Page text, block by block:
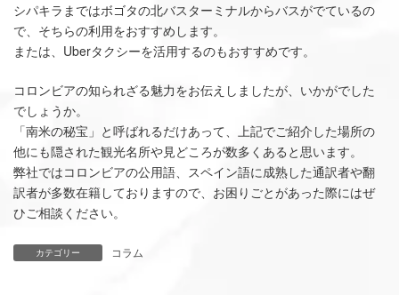
シパキラまではボゴタの北バスターミナルからバスがでているの
で、そちらの利用をおすすめします。
または、Uberタクシーを活用するのもおすすめです。
コロンビアの知られざる魅力をお伝えしましたが、いかがでした
でしょうか。
「南米の秘宝」と呼ばれるだけあって、上記でご紹介した場所の
他にも隠された観光名所や見どころが数多くあると思います。
弊社ではコロンビアの公用語、スペイン語に成熟した通訳者や翻
訳者が多数在籍しておりますので、お困りごとがあった際にはぜ
ひご相談ください。
カテゴリー コラム